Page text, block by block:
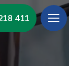
Menu
411